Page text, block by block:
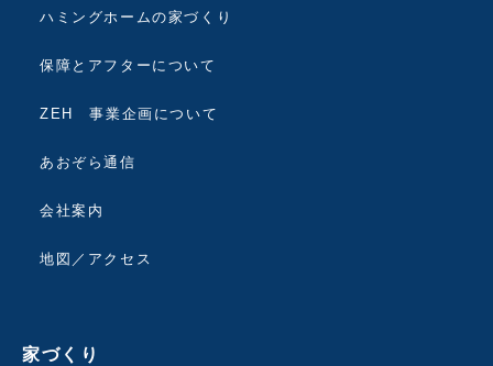
ハミングホームの家づくり
保障とアフターについて
ZEH 事業企画について
あおぞら通信
会社案内
地図／アクセス
家づくり